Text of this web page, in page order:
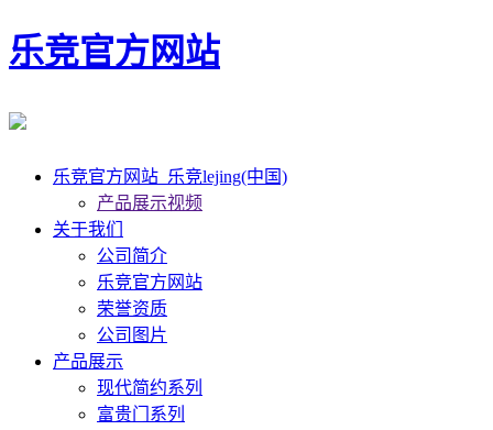
乐竞官方网站
乐竞官方网站_乐竞lejing(中国)
产品展示视频
关于我们
公司简介
乐竞官方网站
荣誉资质
公司图片
产品展示
现代简约系列
富贵门系列